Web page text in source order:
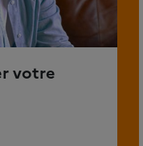
votre